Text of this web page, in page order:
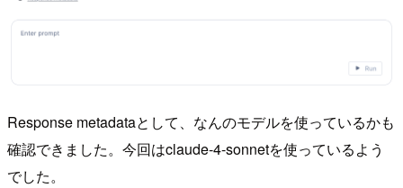
Response metadataとして、なんのモデルを使っているかも
確認できました。今回はclaude-4-sonnetを使っているよう
でした。